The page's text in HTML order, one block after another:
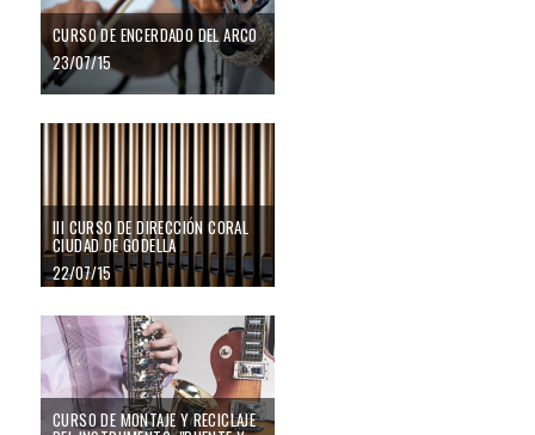
CURSO DE ENCERDADO DEL ARCO
23/07/15
III CURSO DE DIRECCIÓN CORAL
CIUDAD DE GODELLA
22/07/15
CURSO DE MONTAJE Y RECICLAJE